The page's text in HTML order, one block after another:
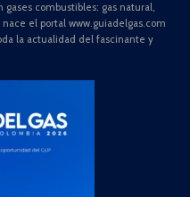
combustibles: gas natural,
el portal www.guiadelgas.com
la actualidad del fascinante y